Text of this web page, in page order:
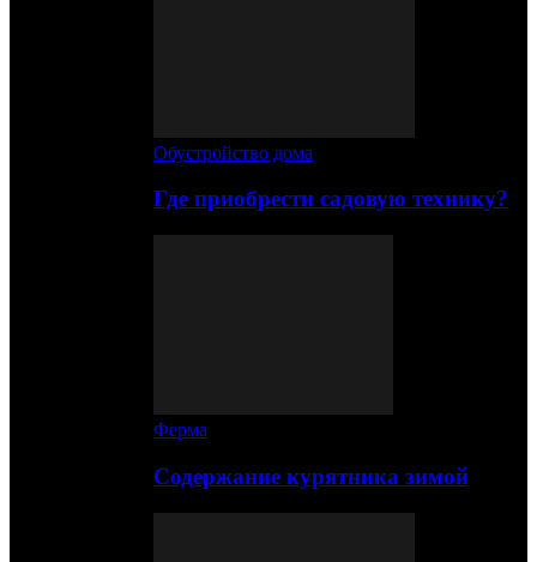
Обустройство дома
Где приобрести садовую технику?
Ферма
Содержание курятника зимой